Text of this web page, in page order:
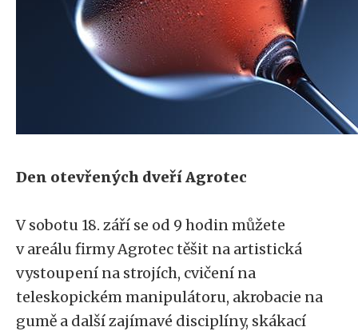
Den otevřených dveří Agrotec
V sobotu 18. září se od 9 hodin můžete
v areálu firmy Agrotec těšit na artistická
vystoupení na strojích, cvičení na
teleskopickém manipulátoru, akrobacie na
gumě a další zajímavé disciplíny, skákací